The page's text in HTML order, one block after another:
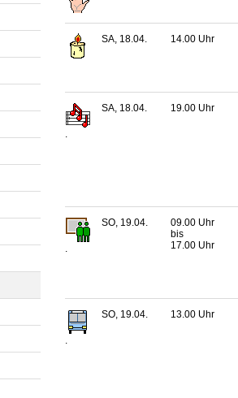
SA, 18.04. 14.00 Uhr
.
SA, 18.04. 19.00 Uhr
SO, 19.04.
09.00 Uhr
bis
17.00 Uhr
SO, 19.04. 13.00 Uhr